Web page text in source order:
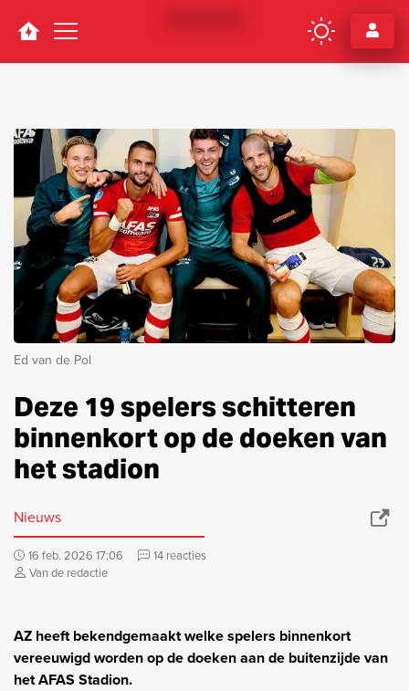
Navigation
Ed van de Pol
Deze 19 spelers schitteren
binnenkort op de doeken van
het stadion
Nieuws
16 feb. 2026 17:06
14 reacties
Van de redactie
AZ heeft bekendgemaakt welke spelers binnenkort
vereeuwigd worden op de doeken aan de buitenzijde van
het AFAS Stadion.